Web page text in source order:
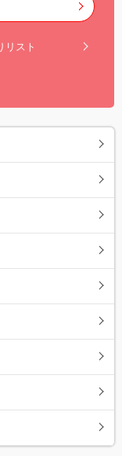
リスト